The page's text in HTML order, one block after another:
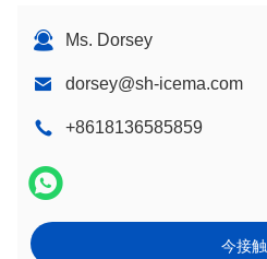
Ms. Dorsey
dorsey@sh-icema.com
+8618136585859
今接触